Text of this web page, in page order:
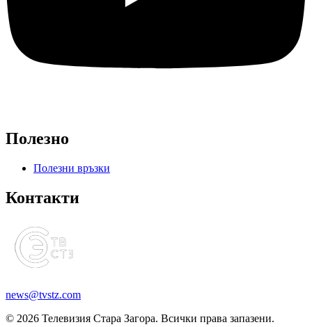
Полезно
Полезни връзки
Контакти
news@tvstz.com
© 2026 Телевизия Стара Загора. Всички права запазени.